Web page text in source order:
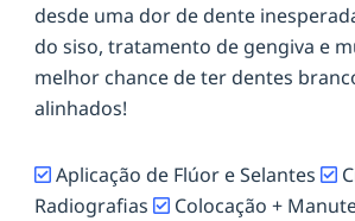
desde uma dor de dente
do siso, tratamento de gengiva e
melhor chance de ter dentes
alinhados!
Aplicação de Flúor e Selantes
Radiografias
Colocação +